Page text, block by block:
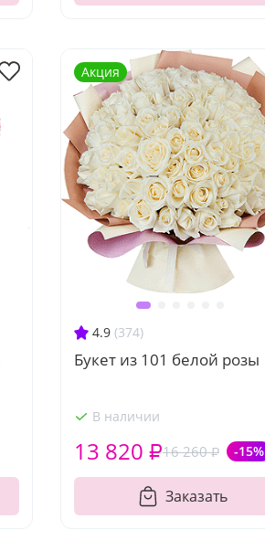
4.9 (374)
Букет из 101 белой розы
В наличии
16 260 ₽ -15%
13 820 ₽
Заказать
Акция